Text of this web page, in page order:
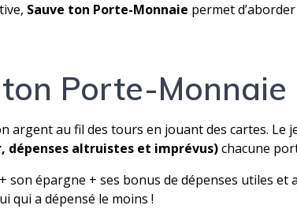
Sauve ton Porte-Monnaie permet
Porte-Monnaie
argent au fil des tours en jouant des cartes. Le
dépenses altruistes et imprévus)chacune
épargne + ses bonus de dépenses utiles et
qui a dépensé le moins !